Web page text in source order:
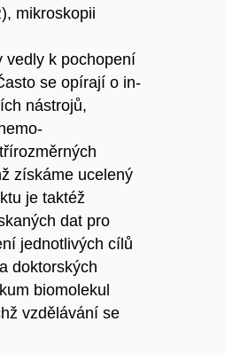
mikroskopii
vedly k pochopení
se opírají o in-
nástrojů,
získáme ucelený
je taktéž
dat pro
jednotlivých cílů
doktorských
biomolekul
vzdělávání se